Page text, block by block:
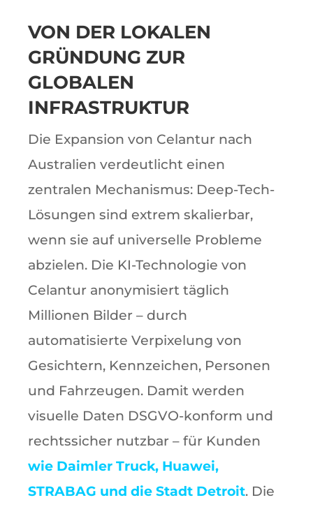
VON DER LOKALEN
GRÜNDUNG ZUR
GLOBALEN
INFRASTRUKTUR
Die Expansion von Celantur nach
Australien verdeutlicht einen
zentralen Mechanismus: Deep-Tech-
Lösungen sind extrem skalierbar,
wenn sie auf universelle Probleme
abzielen. Die KI-Technologie von
Celantur anonymisiert täglich
Millionen Bilder – durch
automatisierte Verpixelung von
Gesichtern, Kennzeichen, Personen
und Fahrzeugen. Damit werden
visuelle Daten DSGVO-konform und
rechtssicher nutzbar – für Kunden
wie Daimler Truck, Huawei,
STRABAG und die Stadt Detroit. Die